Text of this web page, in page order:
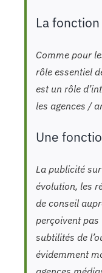
La
Comme pour
rôle essentiel
est un rôle
les agences /
Une
La publicité
évolution, les
de conseil
perçoivent
subtilités de
évidemment